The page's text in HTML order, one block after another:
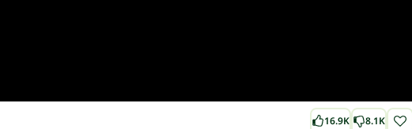
16.9K 8.1K